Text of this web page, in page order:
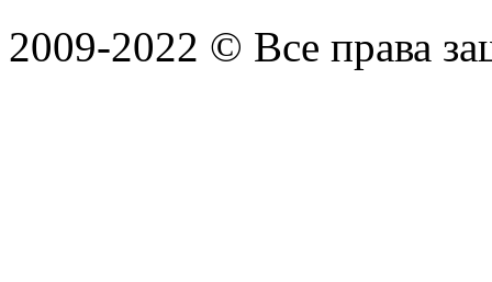
2009-2022 © Все права